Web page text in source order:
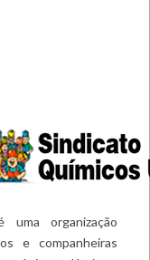
organização
e companheiras